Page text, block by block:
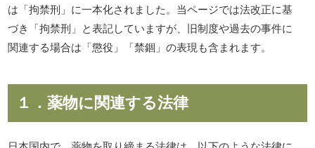
は「拘禁刑」に一本化されました。当ページでは法改正に基
づき「拘禁刑」と表記していますが、旧制度や過去の事件に
関連する場合は「懲役」「禁錮」の表現も含まれます。
１．薬物に関連する法律